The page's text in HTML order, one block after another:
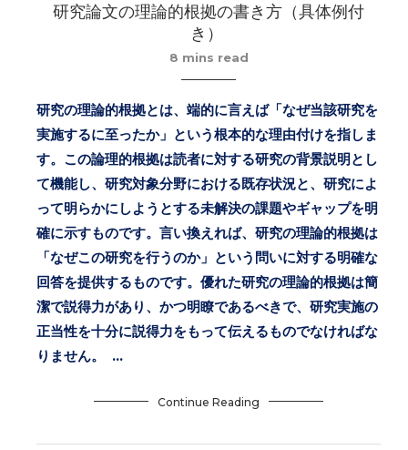
研究論文の理論的根拠の書き方（具体例付
き）
8 mins read
研究の理論的根拠とは、端的に言えば「なぜ当該研究を
実施するに至ったか」という根本的な理由付けを指しま
す。この論理的根拠は読者に対する研究の背景説明とし
て機能し、研究対象分野における既存状況と、研究によ
って明らかにしようとする未解決の課題やギャップを明
確に示すものです。言い換えれば、研究の理論的根拠は
「なぜこの研究を行うのか」という問いに対する明確な
回答を提供するものです。優れた研究の理論的根拠は簡
潔で説得力があり、かつ明瞭であるべきで、研究実施の
正当性を十分に説得力をもって伝えるものでなければな
りません。 …
Continue Reading